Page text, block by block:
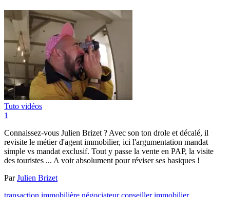
Tuto vidéos
1
Connaissez-vous Julien Brizet ? Avec son ton drole et décalé, il
revisite le métier d'agent immobilier, ici l'argumentation mandat
simple vs mandat exclusif. Tout y passe la vente en PAP, la visite
des touristes ... A voir absolument pour réviser ses basiques !
ParJulien Brizet
transaction immobilière négociateur conseiller immobilier